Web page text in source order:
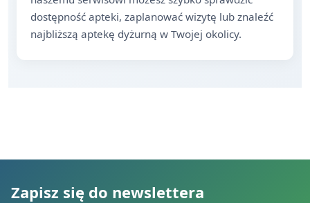
dostępność apteki, zaplanować wizytę lub znaleźć
najbliższą aptekę dyżurną w Twojej okolicy.
Zapisz się do newslettera